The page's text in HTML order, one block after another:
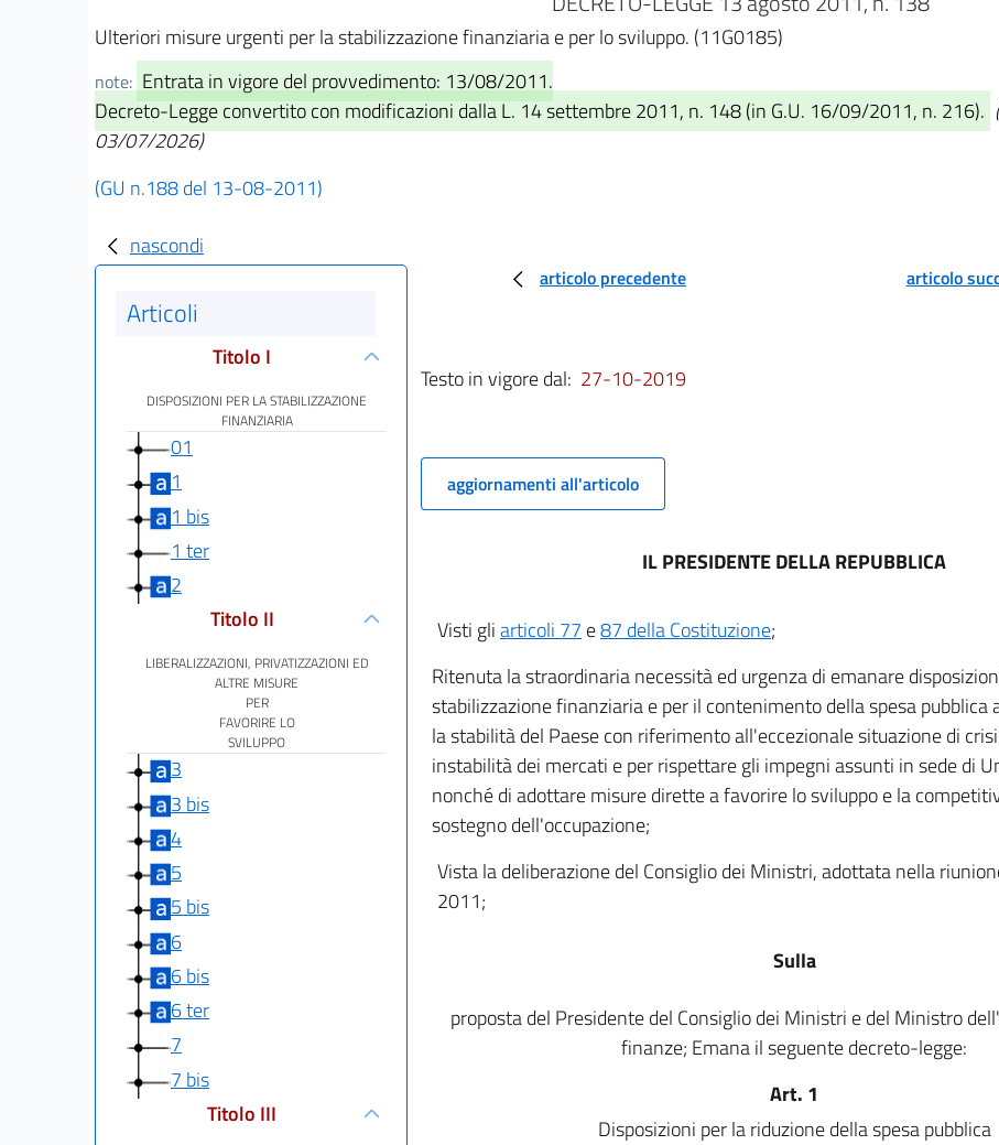
Ulteriori misure urgenti per la stabilizzazione finanziaria e per lo sviluppo. (11G0185)
note: Entrata in vigore del provvedimento: 13/08/2011.
Decreto-Legge convertito con modificazioni dalla L. 14 settembre 2011, n. 148 (in G.U. 16/09/2011, n. 216).
03/07/2026)
(GU n.188 del 13-08-2011)
nascondi
Articoli
Titolo I
DISPOSIZIONI PER LA STABILIZZAZIONE
FINANZIARIA
01
1
1 bis
1 ter
2
Titolo II
LIBERALIZZAZIONI, PRIVATIZZAZIONI ED
ALTRE MISURE
PER
FAVORIRE LO
SVILUPPO
3
3 bis
4
5
5 bis
6
6 bis
6 ter
7
7 bis
Titolo III
articolo precedente articolo
Testo in vigore dal: 27-10-2019
aggiornamenti all'articolo
IL PRESIDENTE DELLA REPUBBLICA
Visti gliarticoli 77 e87 della Costituzione;
Ritenuta la straordinaria necessità ed urgenza di emanare
stabilizzazione finanziaria e per il contenimento della spesa pubblica
la stabilità del Paese con riferimento all'eccezionale situazione di
instabilità dei mercati e per rispettare gli impegni assunti in sede di
nonché di adottare misure dirette a favorire lo sviluppo e la
sostegno dell'occupazione;
Vista la deliberazione del Consiglio dei Ministri, adottata nella
2011;
Sulla
proposta del Presidente del Consiglio dei Ministri e del Ministro
finanze; Emana il seguente decreto-legge:
Art. 1
Disposizioni per la riduzione della spesa pubblica